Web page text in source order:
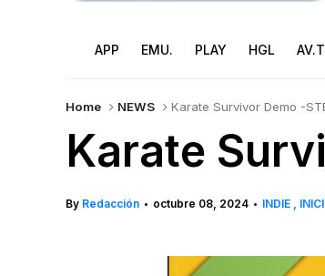
APP EMU. PLAY HGL
Home NEWS Karate Survivor Demo -
Karate
By Redacción • octubre 08, 2024 • INDIE